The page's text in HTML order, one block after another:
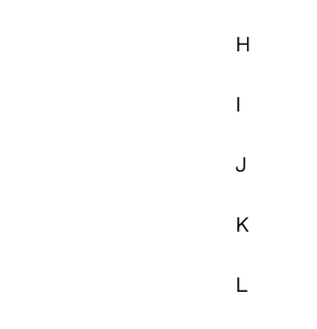
H
I
J
K
L